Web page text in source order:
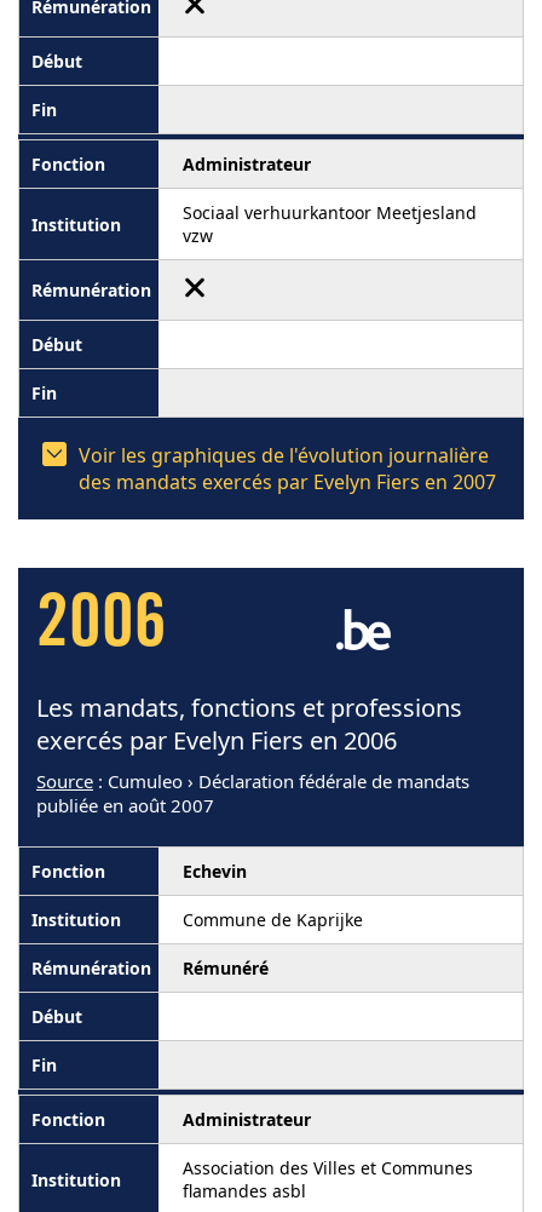
Administrateur
Sociaal verhuurkantoor Meetjesland
vzw
Voir les graphiques de l'évolution journalière
des mandats exercés par Evelyn Fiers en 2007
2006
Les mandats, fonctions et professions
exercés par Evelyn Fiers en 2006
Source : Cumuleo › Déclaration fédérale de mandats
publiée en août 2007
Echevin
Commune de Kaprijke
Rémunéré
Administrateur
Association des Villes et Communes
ﬂamandes asbl